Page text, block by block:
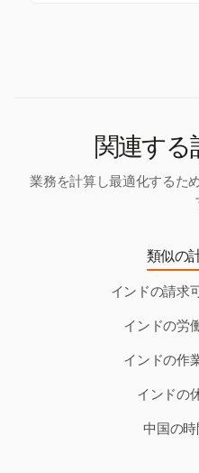
関連する
業務を計算し最適化するた
類似の
インドの請求
インドの労
インドの作
インドの
中国の